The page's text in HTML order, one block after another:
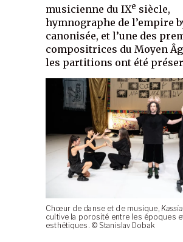
musicienne du IXe siècle,
hymnographe de l’empire
canonisée, et l’une des
compositrices du Moyen
les partitions ont été
Chœur de danse et de musique,
cultive la porosité entre les époques
esthétiques. © Stanislav Dobak